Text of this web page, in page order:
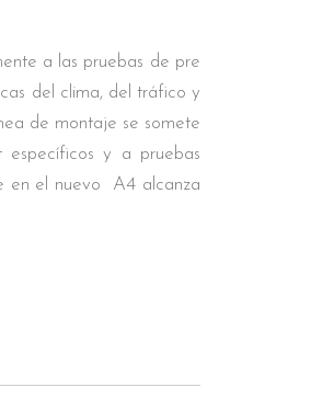
a las pruebas de pre
del clima, del tráfico y
de montaje se somete
específicos y a pruebas
en el nuevo A4 alcanza